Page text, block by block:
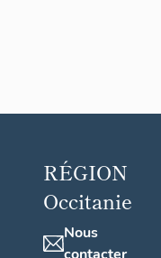
RÉGION
Occitanie
Nous